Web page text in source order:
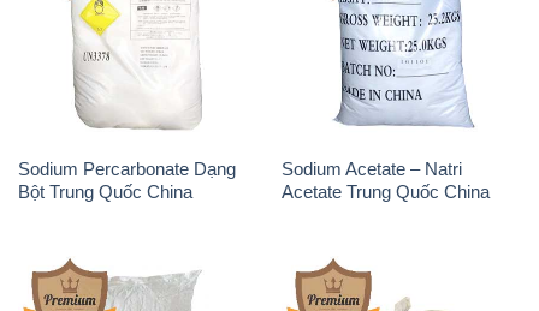
Sodium Percarbonate Dạng
Bột Trung Quốc China
Sodium Acetate – Natri
Acetate Trung Quốc China